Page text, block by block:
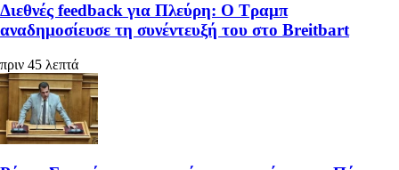
Διεθνές feedback για Πλεύρη: Ο Τραμπ
αναδημοσίευσε τη συνέντευξή του στο Breitbart
πριν 45 λεπτά